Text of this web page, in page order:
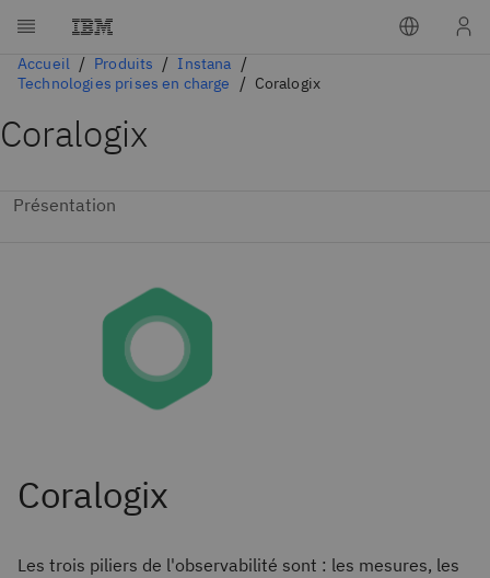
Accueil Produits
Instana
Technologies prises en charge
Coralogix
Coralogix
Les trois piliers de l'observabilité sont : les mesures, les